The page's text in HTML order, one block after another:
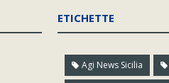
ETICHETTE
Agi News Sicilia